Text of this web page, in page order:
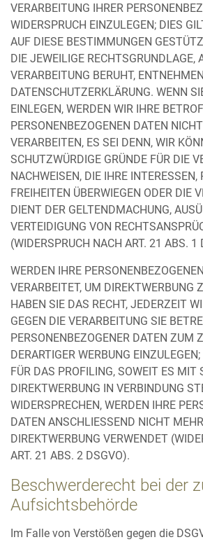
VERARBEITUNG IHRER
WIDERSPRUCH EINZULEGEN; DIES
AUF DIESE BESTIMMUNGEN
DIE JEWEILIGE RECHTSGRUNDLAGE,
VERARBEITUNG BERUHT,
DATENSCHUTZERKLÄRUNG. WENN
EINLEGEN, WERDEN WIR IHRE
PERSONENBEZOGENEN DATEN
VERARBEITEN, ES SEI DENN, WIR
SCHUTZWÜRDIGE GRÜNDE FÜR DIE
NACHWEISEN, DIE IHRE INTERESSEN,
FREIHEITEN ÜBERWIEGEN ODER DIE
DIENT DER GELTENDMACHUNG,
VERTEIDIGUNG VON
(WIDERSPRUCH NACH ART. 21 ABS. 1
WERDEN IHRE
VERARBEITET, UM DIREKTWERBUNG
HABEN SIE DAS RECHT, JEDERZEIT
GEGEN DIE VERARBEITUNG SIE
PERSONENBEZOGENER DATEN ZUM
DERARTIGER WERBUNG
FÜR DAS PROFILING, SOWEIT ES MIT
DIREKTWERBUNG IN VERBINDUNG
WIDERSPRECHEN, WERDEN IHRE
DATEN ANSCHLIESSEND NICHT
DIREKTWERBUNG VERWENDET
ART. 21 ABS. 2 DSGVO).
Beschwerderecht bei der
Aufsichtsbehörde
Im Falle von Verstößen gegen die